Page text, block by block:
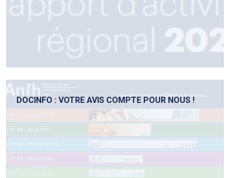
DOCINFO : VOTRE AVIS COMPTE POUR NOUS !